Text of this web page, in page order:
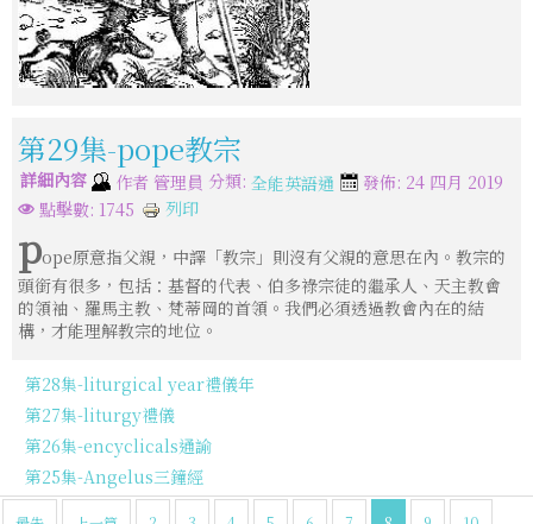
第29集-pope教宗
詳細內容 作者 管理員 分類: 全能英語通
發佈: 24 四月 2019
點擊數: 1745
列印
pope原意指父親，中譯「教宗」則沒有父親的意思在內。教宗的
頭銜有很多，包括：基督的代表、伯多祿宗徒的繼承人、天主教會
的領袖、羅馬主教、梵蒂岡的首領。我們必須透過教會內在的結
構，才能理解教宗的地位。
第28集-liturgical year禮儀年
第27集-liturgy禮儀
第26集-encyclicals通諭
第25集-Angelus三鐘經